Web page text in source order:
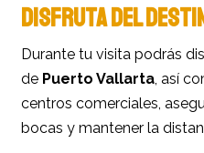
DISFRUTA DEL
Durante tu visita podrás
de Puerto Vallarta, así
centros comerciales,
bocas y mantener la